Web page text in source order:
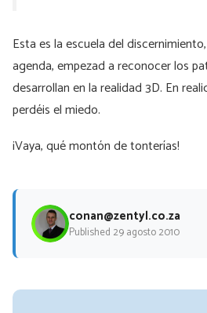
Esta es la escuela del
agenda, empezad a reconocer los
desarrollan en la realidad 3D. En
perdéis el miedo.
¡Vaya, qué montón de tonterías!
conan@zentyl.co.za
Published 29 agosto 2010